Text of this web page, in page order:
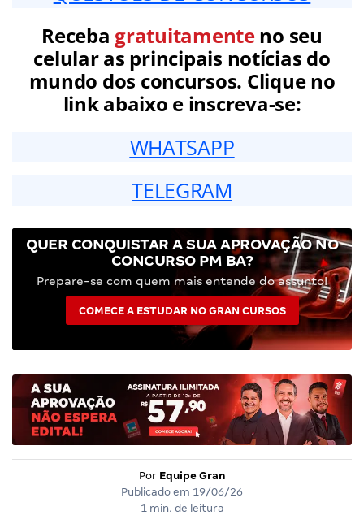
Receba gratuitamenteno seu
celular as principais notícias do
mundo dos concursos. Clique no
link abaixo e inscreva-se:
WHATSAPP
TELEGRAM
QUER CONQUISTAR A SUA APROVAÇÃO NO
CONCURSO PM BA?
Prepare-se com quem mais entende do assunto!
COMECE A ESTUDAR NO GRAN CURSOS
Por Equipe Gran
Publicado em 19/06/26
1 min. de leitura